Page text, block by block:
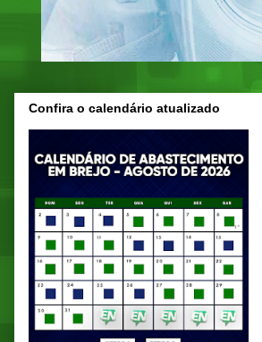
Confira o calendário atualizado